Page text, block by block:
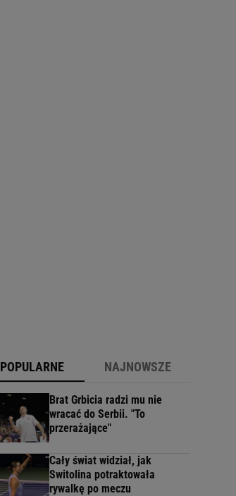
POPULARNE NAJNOWSZE
Brat Grbicia radzi mu nie
wracać do Serbii. "To
przerażające"
Cały świat widział, jak
Switolina potraktowała
rywalkę po meczu